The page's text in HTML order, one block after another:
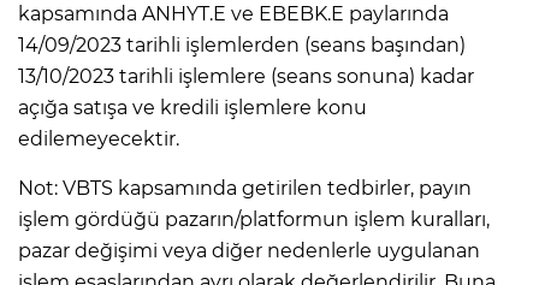
kapsamında ANHYT.E ve EBEBK.E paylarında
14/09/2023 tarihli işlemlerden (seans başından)
13/10/2023 tarihli işlemlere (seans sonuna) kadar
açığa satışa ve kredili işlemlere konu
edilemeyecektir.
Not: VBTS kapsamında getirilen tedbirler, payın
işlem gördüğü pazarın/platformun işlem kuralları,
pazar değişimi veya diğer nedenlerle uygulanan